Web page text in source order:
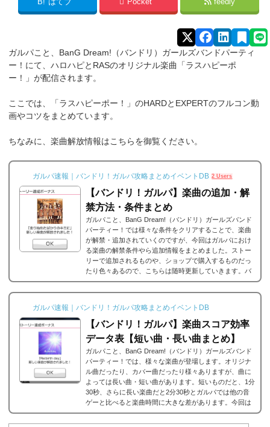
ガルパこと、BanG Dream!（バンドリ）ガールズバンドパーティ
ー！にて、ハロハピとRASのオリジナル楽曲「ラスハピーポ
ー！」が配信されます。
ここでは、「ラスハピーポー！」のHARDとEXPERTのフルコン動
画やコツをまとめています。
ちなみに、楽曲解放情報はこちらを御覧ください。
ガルパ速報｜バンドリ！ガルパ攻略まとめイベントDB 2 Users
【バンドリ！ガルパ】楽曲の追加・解
禁方法・条件まとめ
ガルパこと、BanG Dream!（バンドリ）ガールズバンド
パーティー！では様々な条件をクリアすることで、楽曲
が解禁・追加されていくのですが、今回はガルパにおけ
る楽曲の解禁条件やら追加情報をまとめました。ストー
リーで追加されるものや、ショップで購入するものだっ
たり色々あるので、こちらは随時更新していきます。バ
ンドリ/ガルパの楽曲の追加・解禁方法一覧それでは、バ
ンドリ/ガルパに於ける楽曲の追加・解禁方法一覧です。
り、いろいろな条件があると思うのですが、それぞれ...
ガルパ速報｜バンドリ！ガルパ攻略まとめイベントDB
【バンドリ！ガルパ】楽曲スコア効率
データ表【短い曲・長い曲まとめ】
ガルパこと、BanG Dream!（バンドリ）ガールズバンド
パーティー！では、様々な楽曲が登場します。オリジナ
ル曲だったり、カバー曲だったり様々ありますが、曲に
よっては長い曲・短い曲があります。短いものだと、1分
30秒、さらに長い楽曲だと2分30秒とガルパでは他の音
ゲーと比べると楽曲時間に大きな差があります。今回は
ガルパに登場する楽曲の長い曲、短い曲のまとめや、イ
ベント周回におすすめの楽曲などをまとめました。楽曲